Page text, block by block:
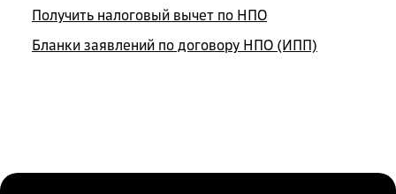
Получить налоговый вычет по НПО
Бланки заявлений по договору НПО (ИПП)